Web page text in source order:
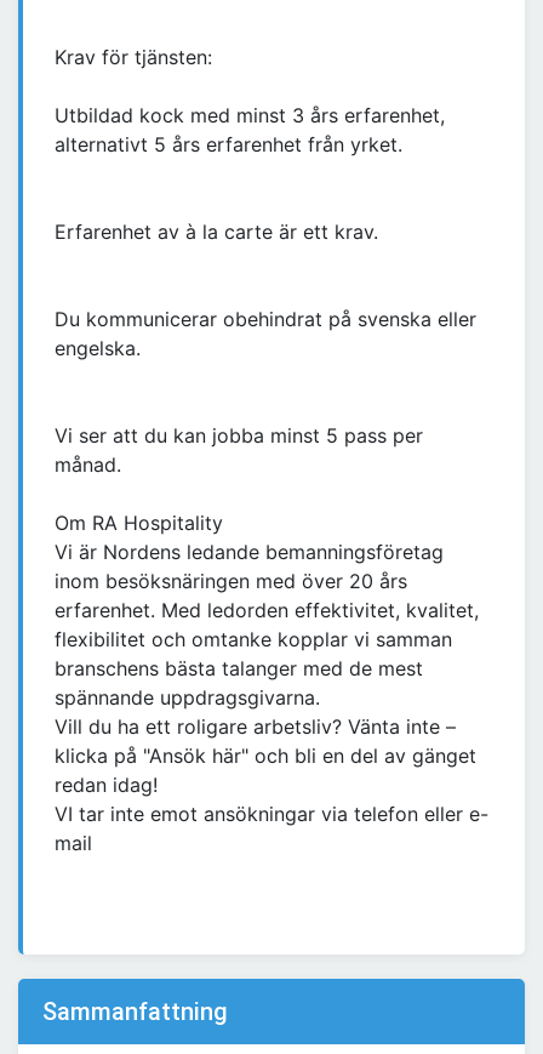
Krav för tjänsten:
Utbildad kock med minst 3 års erfarenhet,
alternativt 5 års erfarenhet från yrket.
Erfarenhet av à la carte är ett krav.
Du kommunicerar obehindrat på svenska eller
engelska.
Vi ser att du kan jobba minst 5 pass per
månad.
Om RA Hospitality
Vi är Nordens ledande bemanningsföretag
inom besöksnäringen med över 20 års
erfarenhet. Med ledorden effektivitet, kvalitet,
flexibilitet och omtanke kopplar vi samman
branschens bästa talanger med de mest
spännande uppdragsgivarna.
Vill du ha ett roligare arbetsliv? Vänta inte –
klicka på "Ansök här" och bli en del av gänget
redan idag!
VI tar inte emot ansökningar via telefon eller e-
mail
Sammanfattning